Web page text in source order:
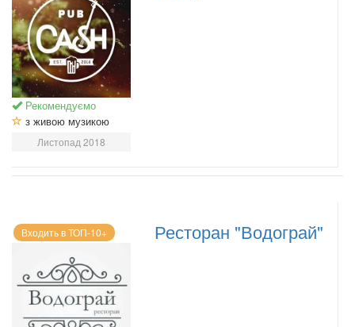
Рекомендуємо
з живою музикою
Листопад 2018
Входить в ТОП-10+ Ресторан "Водограй"